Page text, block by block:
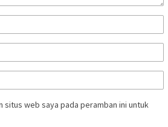
situs web saya pada peramban ini untuk